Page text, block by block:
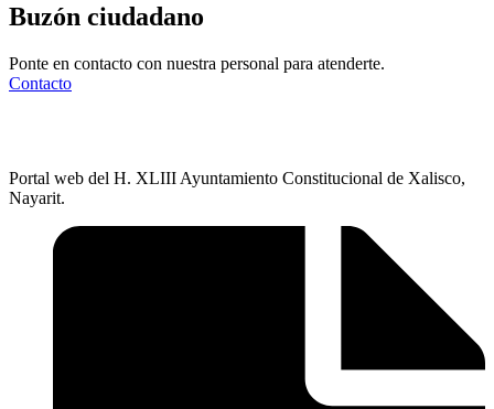
Buzón ciudadano
Ponte en contacto con nuestra personal para atenderte.
Contacto
Portal web del H. XLIII Ayuntamiento Constitucional de Xalisco,
Nayarit.